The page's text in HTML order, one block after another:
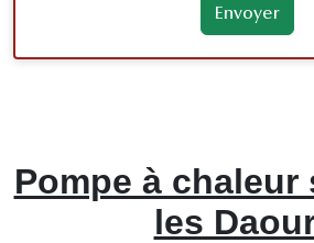
Pompe à
les